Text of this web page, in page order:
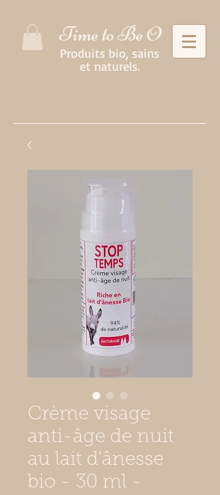
Time to Be O
Produits bio, sains
et naturels.
Crème visage
anti-âge de nuit
au lait d'ânesse
bio - 30 ml -